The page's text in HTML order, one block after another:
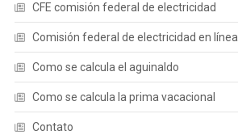
CFE comisión federal de electricidad
Comisión federal de electricidad en línea
Como se calcula el aguinaldo
Como se calcula la prima vacacional
Contato